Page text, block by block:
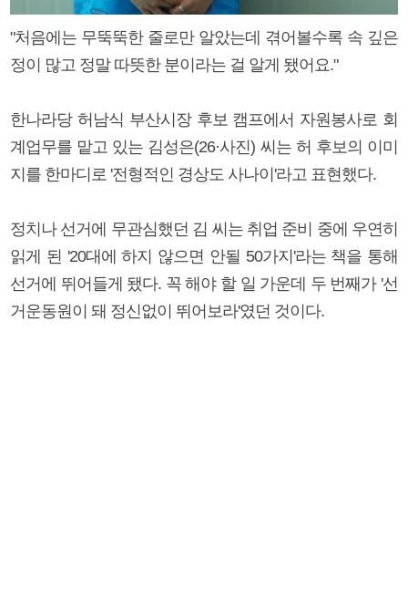
"처음에는 무뚝뚝한 줄로만 알았는데 겪어볼수록 속 깊은
정이 많고 정말 따뜻한 분이라는 걸 알게 됐어요."
한나라당 허남식 부산시장 후보 캠프에서 자원봉사로 회
계업무를 맡고 있는 김성은(26·사진) 씨는 허 후보의 이미
지를 한마디로 '전형적인 경상도 사나이'라고 표현했다.
정치나 선거에 무관심했던 김 씨는 취업 준비 중에 우연히
읽게 된 '20대에 하지 않으면 안될 50가지'라는 책을 통해
선거에 뛰어들게 됐다. 꼭 해야 할 일 가운데 두 번째가 '선
거운동원이 돼 정신없이 뛰어보라'였던 것이다.